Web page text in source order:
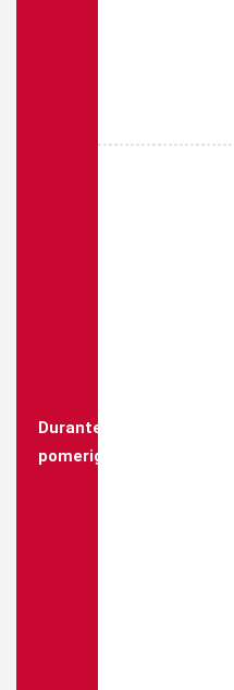
Durante il
pomeriggio